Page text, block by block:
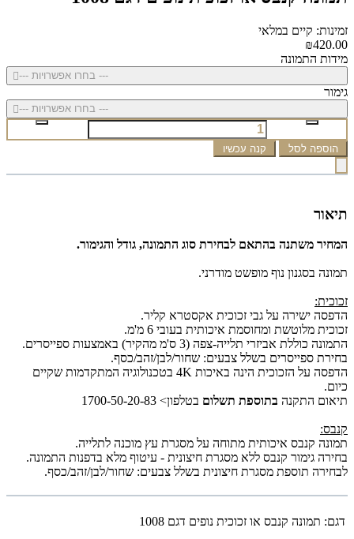
זמינות: קיים במלאי
₪420.00
מידות התמונה
--- בחרו אפשרויות ---
גימור
--- בחרו אפשרויות ---
הוספה לסל קנה עכשיו
תיאור
המחיר משתנה בהתאם לבחירת סוג התמונה, גודל והגימור.
תמונה בסגנון נוף מופשט מודרני.
זכוכית:
הדפסה ישירה על גבי זכוכית אקסטרא קליר.
זכוכית מלוטשת ומחוסמת איכותית בעובי 6 מ'מ.
התמונה כוללת אביזרי תלייה-צפה (3 ס'מ מהקיר) באמצעות ספייסרים.
בחירת ספייסרים בשלל צבעים: שחור/לבן/זהב/כסף.
הדפסה על הזכוכית הינה באיכות 4K בטכנולוגיה המתקדמות שקיים
כיום.
תיאום התקנה בתוספת תשלום בטלפון> 1700-50-20-83
קנבס:
תמונה קנבס איכותית מתוחה על מסגרת עץ מוכנה לתלייה.
בחירה גימור קנבס ללא מסגרת חיצונית - עיטוף מלא בדפנות התמונה.
לבחירה תוספת מסגרת חיצונית בשלל צבעים: שחור/לבן/זהב/כסף.
דגם: תמונה קנבס או זכוכית נופים דגם 1008